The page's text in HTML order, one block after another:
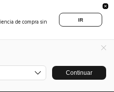
de compra sin
IR
Continuar